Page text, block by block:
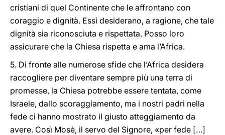
cristiani di quel Continente che le affrontano con
coraggio e dignità. Essi desiderano, a ragione, che tale
dignità sia riconosciuta e rispettata. Posso loro
assicurare che la Chiesa rispetta e ama l’Africa.
5. Di fronte alle numerose sfide che l’Africa desidera
raccogliere per diventare sempre più una terra di
promesse, la Chiesa potrebbe essere tentata, come
Israele, dallo scoraggiamento, ma i nostri padri nella
fede ci hanno mostrato il giusto atteggiamento da
avere. Così Mosè, il servo del Signore, «per fede […]